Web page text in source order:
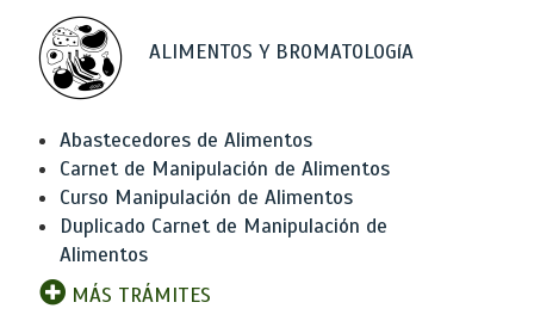
ALIMENTOS Y BROMATOLOGíA
Abastecedores de Alimentos
Carnet de Manipulación de Alimentos
Curso Manipulación de Alimentos
Duplicado Carnet de Manipulación de
Alimentos
MÁS TRÁMITES